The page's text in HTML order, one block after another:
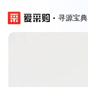
寻源宝典